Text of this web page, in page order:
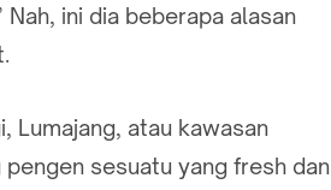
ini dia beberapa alasan
Lumajang, atau kawasan
sesuatu yang fresh dan